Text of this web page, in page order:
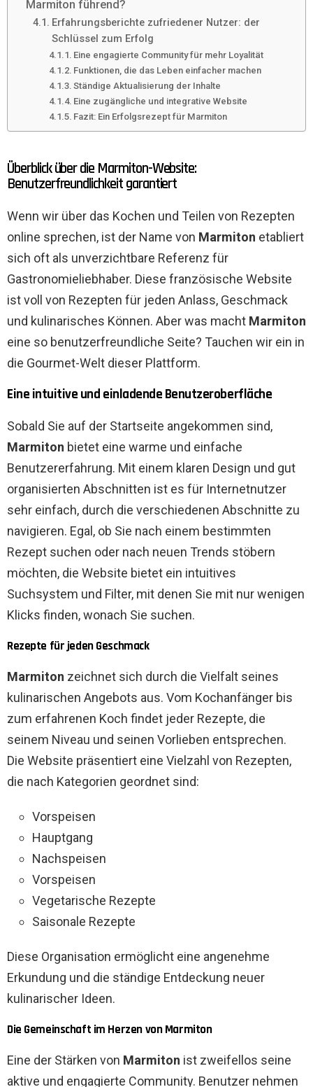
Marmiton führend?
Erfahrungsberichte zufriedener Nutzer: der
Schlüssel zum Erfolg
Eine engagierte Community für mehr Loyalität
Funktionen, die das Leben einfacher machen
Ständige Aktualisierung der Inhalte
Eine zugängliche und integrative Website
Fazit: Ein Erfolgsrezept für Marmiton
Überblick über die Marmiton-Website:
Benutzerfreundlichkeit garantiert
Wenn wir über das Kochen und Teilen von Rezepten
online sprechen, ist der Name von Marmiton etabliert
sich oft als unverzichtbare Referenz für
Gastronomieliebhaber. Diese französische Website
ist voll von Rezepten für jeden Anlass, Geschmack
und kulinarisches Können. Aber was macht Marmiton
eine so benutzerfreundliche Seite? Tauchen wir ein in
die Gourmet-Welt dieser Plattform.
Eine intuitive und einladende Benutzeroberfläche
Sobald Sie auf der Startseite angekommen sind,
Marmiton bietet eine warme und einfache
Benutzererfahrung. Mit einem klaren Design und gut
organisierten Abschnitten ist es für Internetnutzer
sehr einfach, durch die verschiedenen Abschnitte zu
navigieren. Egal, ob Sie nach einem bestimmten
Rezept suchen oder nach neuen Trends stöbern
möchten, die Website bietet ein intuitives
Suchsystem und Filter, mit denen Sie mit nur wenigen
Klicks finden, wonach Sie suchen.
Rezepte für jeden Geschmack
Marmiton zeichnet sich durch die Vielfalt seines
kulinarischen Angebots aus. Vom Kochanfänger bis
zum erfahrenen Koch findet jeder Rezepte, die
seinem Niveau und seinen Vorlieben entsprechen.
Die Website präsentiert eine Vielzahl von Rezepten,
die nach Kategorien geordnet sind:
Vorspeisen
Hauptgang
Nachspeisen
Vorspeisen
Vegetarische Rezepte
Saisonale Rezepte
Diese Organisation ermöglicht eine angenehme
Erkundung und die ständige Entdeckung neuer
kulinarischer Ideen.
Die Gemeinschaft im Herzen von Marmiton
Eine der Stärken von Marmiton ist zweifellos seine
aktive und engagierte Community. Benutzer nehmen